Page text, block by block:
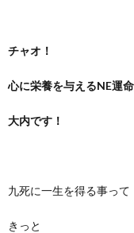
チャオ！
心に栄養を与えるNE運
大内です！
九死に一生を得る事って
きっと